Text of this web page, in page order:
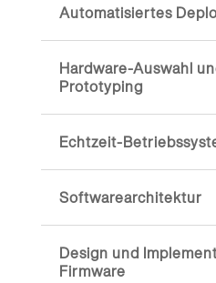
Automatisiertes
Hardware-Auswahl
Prototyping
Echtzeit-
Softwarearchitektur
Design und
Firmware